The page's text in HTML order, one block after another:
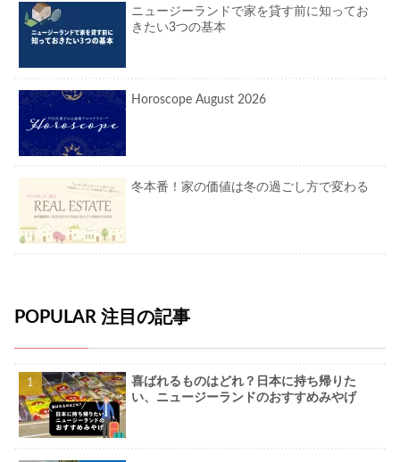
ニュージーランドで家を貸す前に知ってお
きたい3つの基本
Horoscope August 2026
冬本番！家の価値は冬の過ごし方で変わる
POPULAR 注目の記事
喜ばれるものはどれ？日本に持ち帰りた
い、ニュージーランドのおすすめみやげ